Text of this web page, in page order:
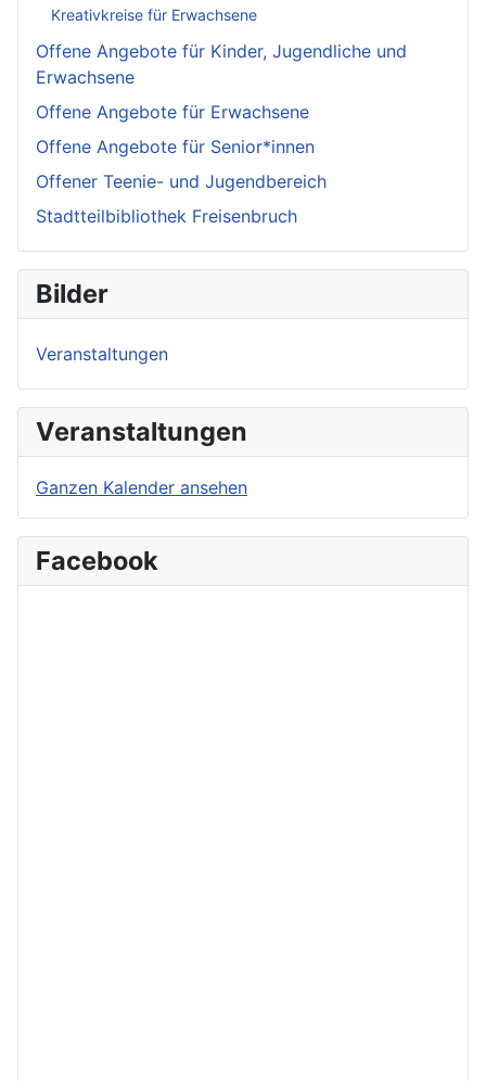
Kreativkreise für Erwachsene
Offene Angebote für Kinder, Jugendliche und
Erwachsene
Offene Angebote für Erwachsene
Offene Angebote für Senior*innen
Offener Teenie- und Jugendbereich
Stadtteilbibliothek Freisenbruch
Bilder
Veranstaltungen
Veranstaltungen
Ganzen Kalender ansehen
Facebook